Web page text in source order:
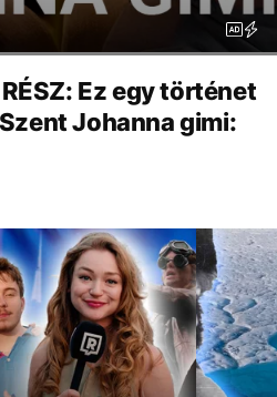
Ez egy történet
Johanna gimi: